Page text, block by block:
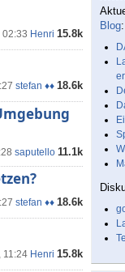
02:33 Henri 15.8k
stefan ♦♦ 18.6k
saputello 11.1k
stefan ♦♦ 18.6k
11:24 Henri 15.8k
Blog: